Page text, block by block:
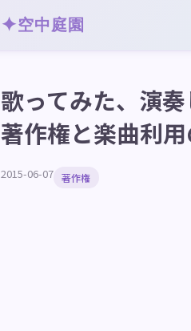
✦空中庭園
歌ってみた、演
著作権と楽曲利
2015-06-07 著作権